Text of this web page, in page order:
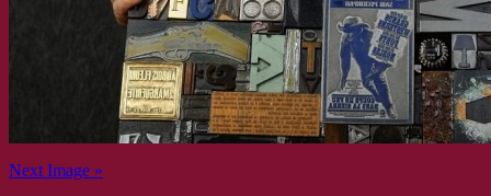
Next Image »